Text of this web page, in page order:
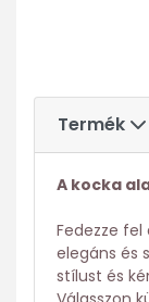
Termék
A kocka
Fedezze
elegáns és
stílust és